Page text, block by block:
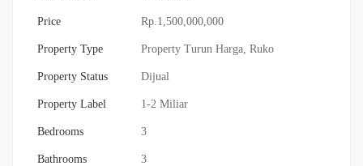
Price Rp.1,500,000,000
Property Type Property Turun Harga Ruko
Property Status Dijual
Property Label 1-2 Miliar
Bedrooms 3
Bathrooms 3